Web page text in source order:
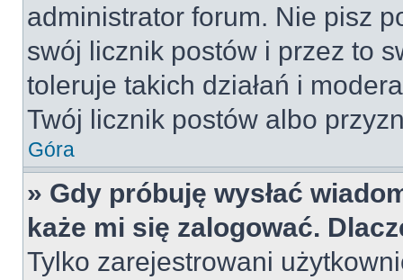
administrator forum. Nie pisz
swój licznik postów i przez to
toleruje takich działań i
Twój licznik postów albo
Góra
» Gdy próbuję wysłać
każe mi się zalogować.
Tylko zarejestrowani